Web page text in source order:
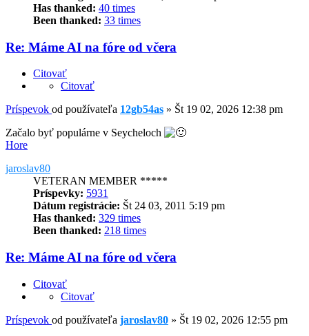
Has thanked: 40 times
Been thanked: 33 times
Re: Máme AI na fóre od včera
Citovať
Citovať
Príspevok od používateľa 12gb54as » Št 19 02, 2026 12:38 pm
Začalo byť populárne v Seycheloch
Hore
jaroslav80
VETERAN MEMBER *****
Príspevky: 5931
Dátum registrácie: Št 24 03, 2011 5:19 pm
Has thanked: 329 times
Been thanked: 218 times
Re: Máme AI na fóre od včera
Citovať
Citovať
Príspevok od používateľa jaroslav80 » Št 19 02, 2026 12:55 pm